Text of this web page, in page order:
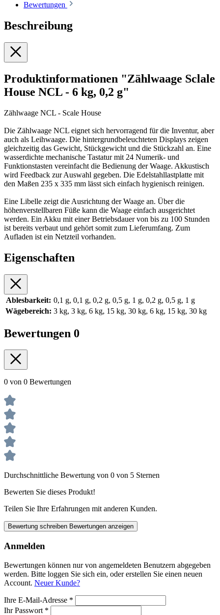
Bewertungen
Beschreibung
Produktinformationen "Zählwaage Sclale
House NCL - 6 kg, 0,2 g"
Zählwaage NCL - Scale House
Die Zählwaage NCL eignet sich hervorragend für die Inventur, aber
auch als Leihwaage. Die hintergrundbeleuchteten Displays zeigen
gleichzeitig das Gewicht, Stückgewicht und die Stückzahl an. Eine
wasserdichte mechanische Tastatur mit 24 Numerik- und
Funktionstasten vereinfacht die Bedienung der Waage. Akkustisch
wird Feedback zur Auswahl gegeben. Die Edelstahllastplatte mit
den Maßen 235 x 335 mm lässt sich einfach hygienisch reinigen.
Eine Libelle zeigt die Ausrichtung der Waage an. Über die
höhenverstellbaren Füße kann die Waage einfach ausgerichtet
werden. Ein Akku mit einer Betriebsdauer von bis zu 100 Stunden
ist bereits verbaut und gehört somit zum Lieferumfang. Zum
Aufladen ist ein Netzteil vorhanden.
Eigenschaften
Ablesbarkeit: 0,1 g, 0,1 g, 0,2 g, 0,5 g, 1 g, 0,2 g, 0,5 g, 1 g
Wägebereich: 3 kg, 3 kg, 6 kg, 15 kg, 30 kg, 6 kg, 15 kg, 30 kg
Bewertungen 0
0 von 0 Bewertungen
Durchschnittliche Bewertung von 0 von 5 Sternen
Bewerten Sie dieses Produkt!
Teilen Sie Ihre Erfahrungen mit anderen Kunden.
Bewertung schreiben Bewertungen anzeigen
Anmelden
Bewertungen können nur von angemeldeten Benutzern abgegeben
werden. Bitte loggen Sie sich ein, oder erstellen Sie einen neuen
Account. Neuer Kunde?
Ihre E-Mail-Adresse *
Ihr Passwort *